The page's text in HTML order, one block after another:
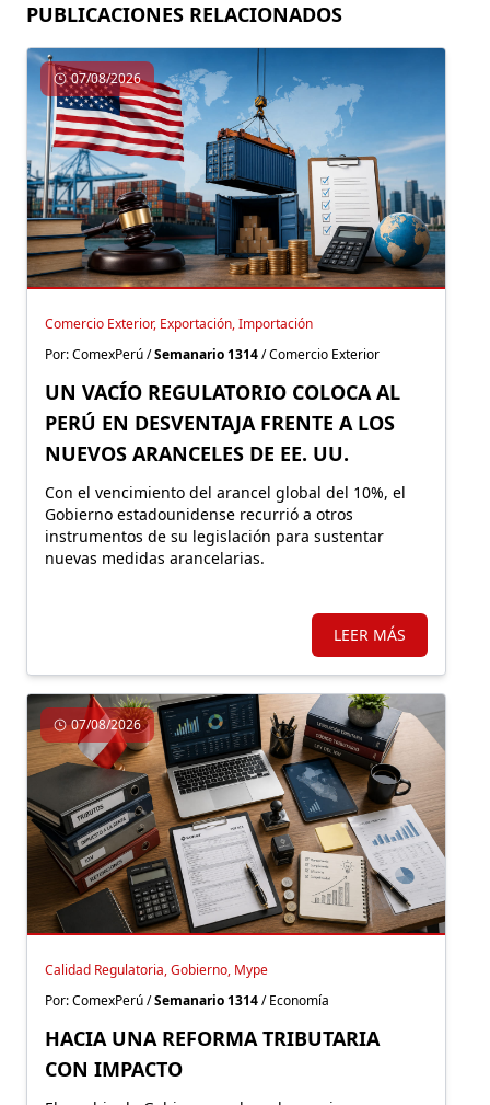
PUBLICACIONES RELACIONADOS
07/08/2026
Comercio Exterior, Exportación, Importación
Por: ComexPerú /Semanario 1314/ Comercio Exterior
UN VACÍO REGULATORIO COLOCA AL
PERÚ EN DESVENTAJA FRENTE A LOS
NUEVOS ARANCELES DE EE. UU.
Con el vencimiento del arancel global del 10%, el
Gobierno estadounidense recurrió a otros
instrumentos de su legislación para sustentar
nuevas medidas arancelarias.
LEER MÁS
07/08/2026
Calidad Regulatoria, Gobierno, Mype
Por: ComexPerú /Semanario 1314/ Economía
HACIA UNA REFORMA TRIBUTARIA
CON IMPACTO